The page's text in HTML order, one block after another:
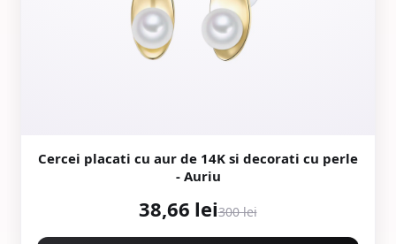
Cercei placati cu aur de 14K si decorati cu perle
- Auriu
38,66 lei300 lei